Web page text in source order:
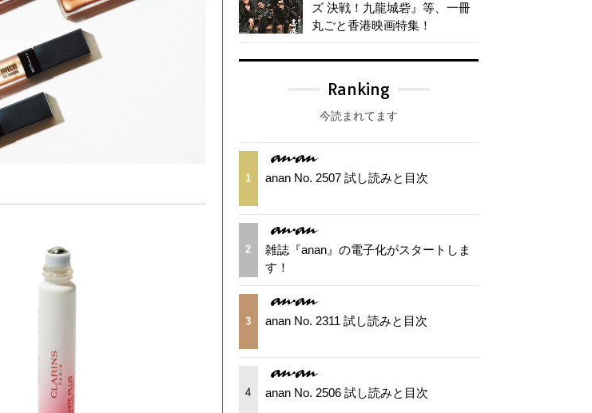
ズ 決戦！九龍城砦』等、一冊
丸ごと香港映画特集！
Ranking
今読まれてます
1 anan No. 2507 試し読みと目次
2
雑誌『anan』の電子化がスタートしま
す！
3 anan No. 2311 試し読みと目次
4 anan No. 2506 試し読みと目次